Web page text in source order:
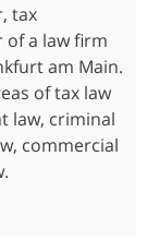
tax
a law firm
am Main.
of tax law
law, criminal
commercial